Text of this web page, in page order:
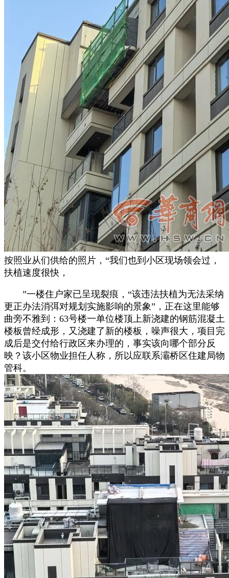
按照业从们供给的照片，“我们也到小区现场领会过，
扶植速度很快，
”一楼住户家已呈现裂痕，“该违法扶植为无法采纳
更正办法消弭对规划实施影响的景象”，正在这里能够
曲旁不雅到：63号楼一单位楼顶上新浇建的钢筋混凝土
楼板曾经成形，又浇建了新的楼板，噪声很大，项目完
成后是交付给行政区来办理的，事实该向哪个部分反
映？该小区物业担任人称，所以应联系灞桥区住建局物
管科。